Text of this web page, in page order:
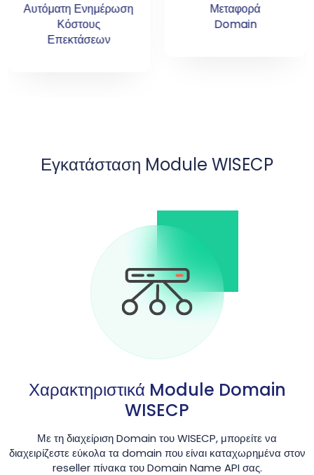
Μεταφορά
Domain
Ανανέωση
Domain
Εγκατάσταση Module WISECP
Χαρακτηριστικά Module Domain
WISECP
Με τη διαχείριση Domain του WISECP, μπορείτε να
διαχειρίζεστε εύκολα τα domain που είναι καταχωρημένα στον
reseller πίνακα του Domain Name API σας.